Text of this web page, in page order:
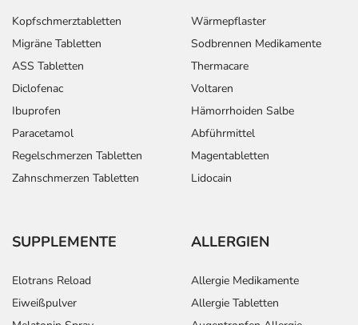
Kopfschmerztabletten
Migräne Tabletten
ASS Tabletten
Diclofenac
Ibuprofen
Paracetamol
Regelschmerzen Tabletten
Zahnschmerzen Tabletten
Wärmepflaster
Sodbrennen Medikamente
Thermacare
Voltaren
Hämorrhoiden Salbe
Abführmittel
Magentabletten
Lidocain
SUPPLEMENTE
Elotrans Reload
Eiweißpulver
ALLERGIEN
Allergie Medikamente
Allergie Tabletten